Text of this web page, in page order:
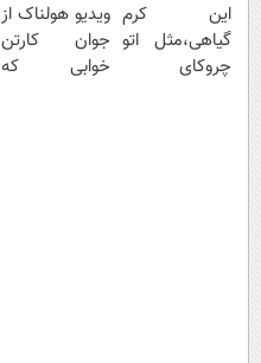
این کرم
گیاهی،مثل اتو
چروکای
ویدیو هولناک از
جوان کارتن
خوابی که